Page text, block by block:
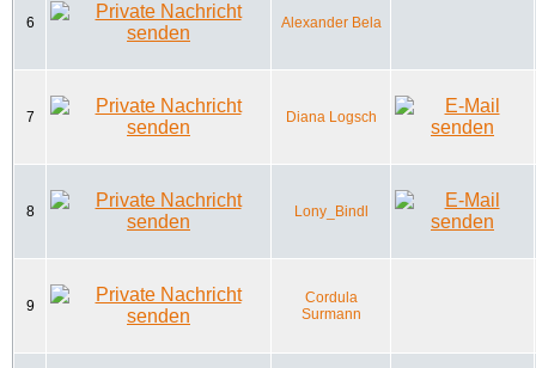
6 Alexander Bela
7 Diana Logsch
8 Lony_Bindl
9
Cordula
Surmann